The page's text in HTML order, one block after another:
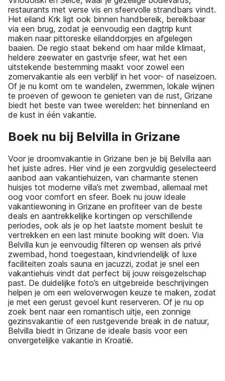
restaurants met verse vis en sfeervolle strandbars vindt.
Het eiland Krk ligt ook binnen handbereik, bereikbaar
via een brug, zodat je eenvoudig een dagtrip kunt
maken naar pittoreske eilanddorpjes en afgelegen
baaien. De regio staat bekend om haar milde klimaat,
heldere zeewater en gastvrije sfeer, wat het een
uitstekende bestemming maakt voor zowel een
zomervakantie als een verblijf in het voor- of naseizoen.
Of je nu komt om te wandelen, zwemmen, lokale wijnen
te proeven of gewoon te genieten van de rust, Grizane
biedt het beste van twee werelden: het binnenland en
de kust in één vakantie.
Boek nu bij Belvilla in Grizane
Voor je droomvakantie in Grizane ben je bij Belvilla aan
het juiste adres. Hier vind je een zorgvuldig geselecteerd
aanbod aan vakantiehuizen, van charmante stenen
huisjes tot moderne villa’s met zwembad, allemaal met
oog voor comfort en sfeer. Boek nu jouw ideale
vakantiewoning in Grizane en profiteer van de beste
deals en aantrekkelijke kortingen op verschillende
periodes, ook als je op het laatste moment besluit te
vertrekken en een last minute booking wilt doen. Via
Belvilla kun je eenvoudig filteren op wensen als privé
zwembad, hond toegestaan, kindvriendelijk of luxe
faciliteiten zoals sauna en jacuzzi, zodat je snel een
vakantiehuis vindt dat perfect bij jouw reisgezelschap
past. De duidelijke foto’s en uitgebreide beschrijvingen
helpen je om een weloverwogen keuze te maken, zodat
je met een gerust gevoel kunt reserveren. Of je nu op
zoek bent naar een romantisch uitje, een zonnige
gezinsvakantie of een rustgevende break in de natuur,
Belvilla biedt in Grizane de ideale basis voor een
onvergetelijke vakantie in Kroatië.